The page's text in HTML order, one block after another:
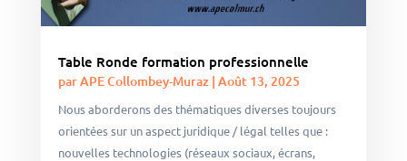
Table Ronde formation professionnelle
parAPE Collombey-Muraz| Août 13, 2025
Nous aborderons des thématiques diverses toujours
orientées sur un aspect juridique / légal telles que :
nouvelles technologies (réseaux sociaux, écrans,